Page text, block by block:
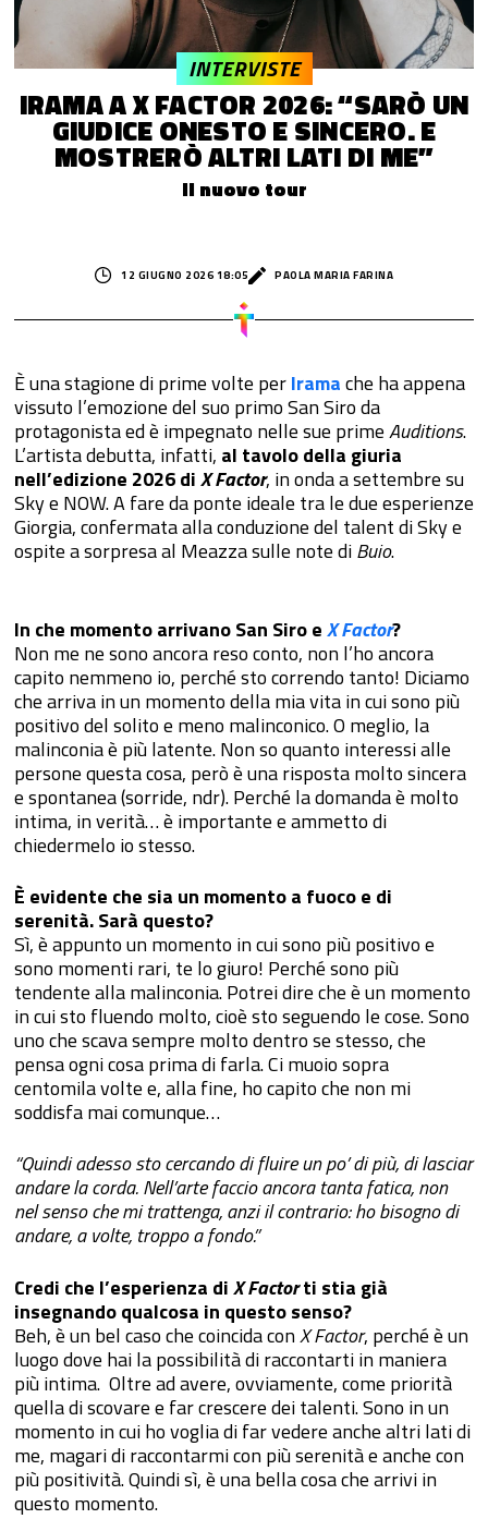
IRAMA A X FACTOR 2026: “SARÒ UN
GIUDICE ONESTO E SINCERO. E
MOSTRERÒ ALTRI LATI DI ME”
Il nuovo tour
INTERVISTE
12 GIUGNO 2026 18:05 PAOLA MARIA FARINA
È una stagione di prime volte perIramache ha appena
vissuto l’emozione del suo primo San Siro da
protagonista ed è impegnato nelle sue primeAuditions.
L’artista debutta, infatti, al tavolo della giuria
nell’edizione 2026 diX Factor, in onda a settembre su
Sky e NOW. A fare da ponte ideale tra le due esperienze
Giorgia, confermata alla conduzione del talent di Sky e
ospite a sorpresa al Meazza sulle note diBuio.
In che momento arrivano San Siro eX Factor?
Non me ne sono ancora reso conto, non l’ho ancora
capito nemmeno io, perché sto correndo tanto! Diciamo
che arriva in un momento della mia vita in cui sono più
positivo del solito e meno malinconico. O meglio, la
malinconia è più latente. Non so quanto interessi alle
persone questa cosa, però è una risposta molto sincera
e spontanea (sorride, ndr). Perché la domanda è molto
intima, in verità… è importante e ammetto di
chiedermelo io stesso.
È evidente che sia un momento a fuoco e di
serenità. Sarà questo?
Sì, è appunto un momento in cui sono più positivo e
sono momenti rari, te lo giuro! Perché sono più
tendente alla malinconia. Potrei dire che è un momento
in cui sto fluendo molto, cioè sto seguendo le cose. Sono
uno che scava sempre molto dentro se stesso, che
pensa ogni cosa prima di farla. Ci muoio sopra
centomila volte e, alla fine, ho capito che non mi
soddisfa mai comunque…
Quindi adesso sto cercando di fluire un po’ di più, di lasciar
andare la corda. Nell’arte faccio ancora tanta fatica, non
nel senso che mi trattenga, anzi il contrario: ho bisogno di
andare, a volte, troppo a fondo.
Credi che l’esperienza diX Factorti stia già
insegnando qualcosa in questo senso?
Beh, è un bel caso che coincida conX Factor, perché è un
luogo dove hai la possibilità di raccontarti in maniera
più intima. Oltre ad avere, ovviamente, come priorità
quella di scovare e far crescere dei talenti. Sono in un
momento in cui ho voglia di far vedere anche altri lati di
me, magari di raccontarmi con più serenità e anche con
più positività. Quindi sì, è una bella cosa che arrivi in
questo momento.